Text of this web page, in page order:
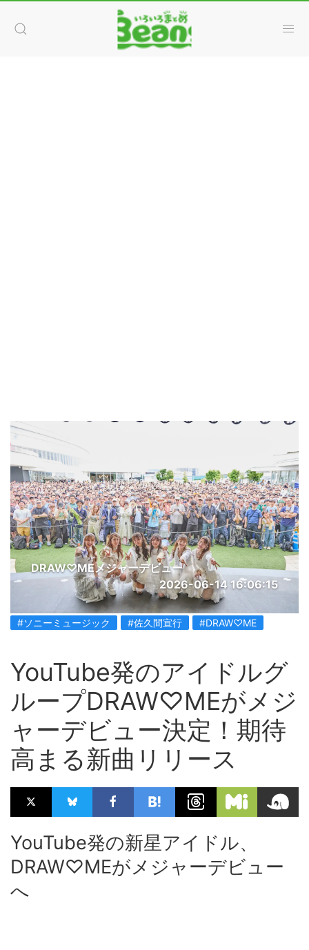
DRAW♡MEメジャーデビュー
2026-06-14 16:06:15
#ソニーミュージック #佐久間宣行 #DRAW♡ME
YouTube発のアイドルグ
ループDRAW♡MEがメジ
ャーデビュー決定！期待
高まる新曲リリース
YouTube発の新星アイドル、
DRAW♡MEがメジャーデビュー
へ